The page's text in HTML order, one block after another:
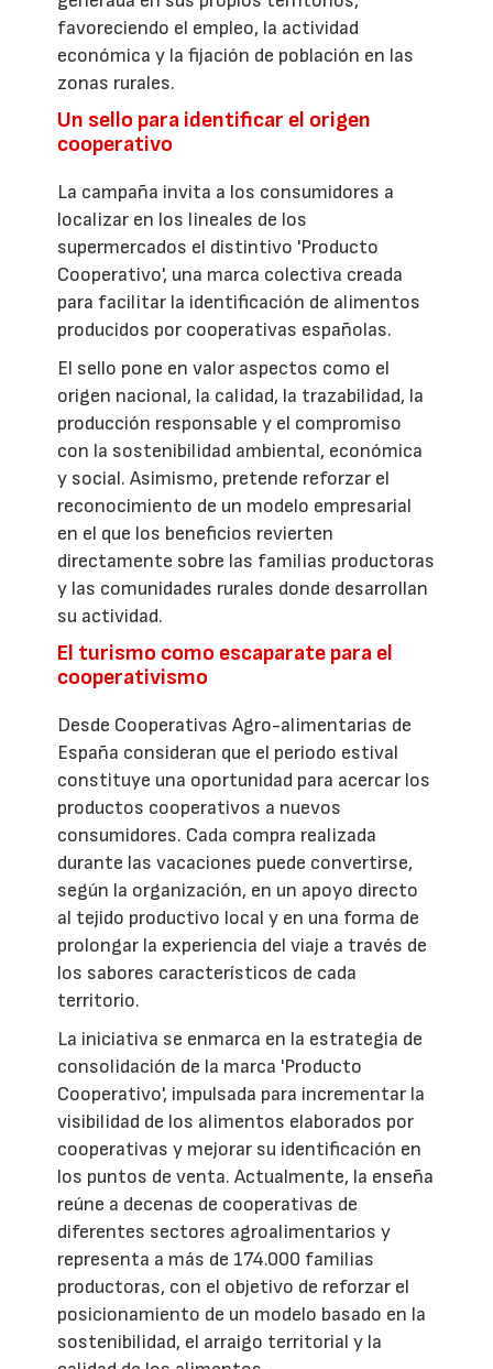
favoreciendo el empleo, la actividad
económica y la fijación de población en las
zonas rurales.
Un sello para identificar el origen
cooperativo
La campaña invita a los consumidores a
localizar en los lineales de los
supermercados el distintivo 'Producto
Cooperativo', una marca colectiva creada
para facilitar la identificación de alimentos
producidos por cooperativas españolas.
El sello pone en valor aspectos como el
origen nacional, la calidad, la trazabilidad, la
producción responsable y el compromiso
con la sostenibilidad ambiental, económica
y social. Asimismo, pretende reforzar el
reconocimiento de un modelo empresarial
en el que los beneficios revierten
directamente sobre las familias productoras
y las comunidades rurales donde desarrollan
su actividad.
El turismo como escaparate para el
cooperativismo
Desde Cooperativas Agro-alimentarias de
España consideran que el periodo estival
constituye una oportunidad para acercar los
productos cooperativos a nuevos
consumidores. Cada compra realizada
durante las vacaciones puede convertirse,
según la organización, en un apoyo directo
al tejido productivo local y en una forma de
prolongar la experiencia del viaje a través de
los sabores característicos de cada
territorio.
La iniciativa se enmarca en la estrategia de
consolidación de la marca 'Producto
Cooperativo', impulsada para incrementar la
visibilidad de los alimentos elaborados por
cooperativas y mejorar su identificación en
los puntos de venta. Actualmente, la enseña
reúne a decenas de cooperativas de
diferentes sectores agroalimentarios y
representa a más de 174.000 familias
productoras, con el objetivo de reforzar el
posicionamiento de un modelo basado en la
sostenibilidad, el arraigo territorial y la